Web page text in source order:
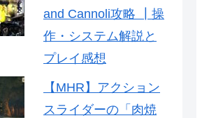
and Cannoli攻略 ┃操
作・システム解説と
プレイ感想
【MHR】アクション
スライダーの「肉焼